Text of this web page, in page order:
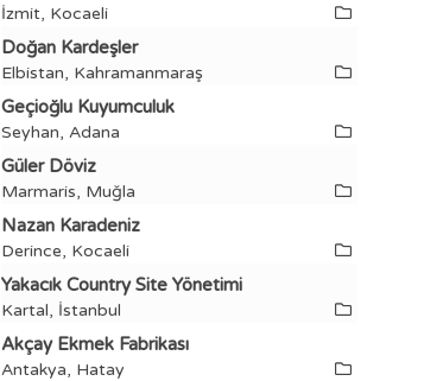
İzmit, Kocaeli
Doğan Kardeşler
Elbistan, Kahramanmaraş
Geçioğlu Kuyumculuk
Seyhan, Adana
Güler Döviz
Marmaris, Muğla
Nazan Karadeniz
Derince, Kocaeli
Yakacık Country Site Yönetimi
Kartal, İstanbul
Akçay Ekmek Fabrikası
Antakya, Hatay